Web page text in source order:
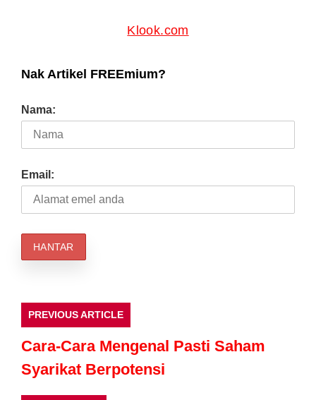
Klook.com
Nak Artikel FREEmium?
Nama:
Email:
PREVIOUS ARTICLE
Cara-Cara Mengenal Pasti Saham
Syarikat Berpotensi